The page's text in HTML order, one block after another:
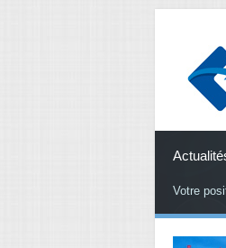
Votre